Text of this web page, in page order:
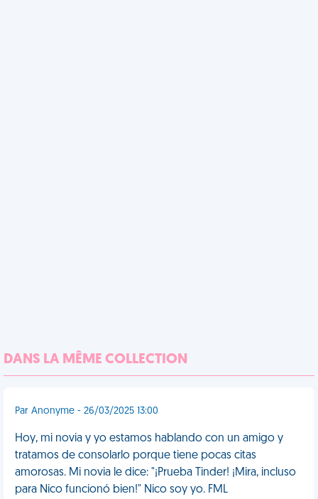
DANS LA MÊME COLLECTION
Par Anonyme - 26/03/2025 13:00
Hoy, mi novia y yo estamos hablando con un amigo y
tratamos de consolarlo porque tiene pocas citas
amorosas. Mi novia le dice: "¡Prueba Tinder! ¡Mira, incluso
para Nico funcionó bien!" Nico soy yo. FML